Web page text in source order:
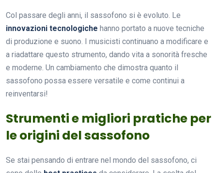
Col passare degli anni, il sassofono si è evoluto. Le
innovazioni tecnologiche hanno portato a nuove tecniche
di produzione e suono. I musicisti continuano a modificare e
a riadattare questo strumento, dando vita a sonorità fresche
e moderne. Un cambiamento che dimostra quanto il
sassofono possa essere versatile e come continui a
reinventarsi!
Strumenti e migliori pratiche per
le origini del sassofono
Se stai pensando di entrare nel mondo del sassofono, ci